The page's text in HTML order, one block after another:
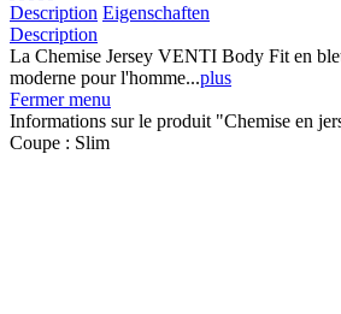
Description Eigenschaften
Description
La Chemise Jersey VENTI Body Fit en
moderne pour l'homme...plus
Fermer menu
Informations sur le produit "Chemise en
Coupe : Slim